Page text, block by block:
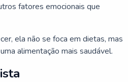
fatores emocionais que
ela não se foca em dietas, mas
alimentação mais saudável.